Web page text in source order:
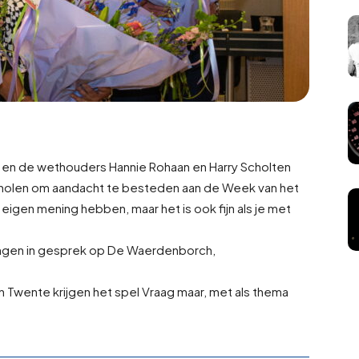
de wethouders Hannie Rohaan en Harry Scholten
om aandacht te besteden aan de Week van het
mening hebben, maar het is ook fijn als je met
in gesprek op De Waerdenborch,
krijgen het spel Vraag maar, met als thema